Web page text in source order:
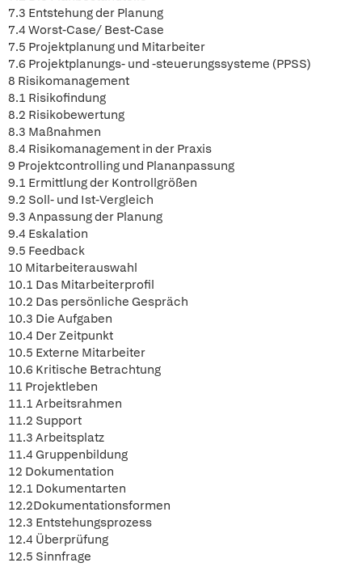
7.3 Entstehung der Planung
7.4 Worst-Case/ Best-Case
7.5 Projektplanung und Mitarbeiter
7.6 Projektplanungs- und -steuerungssysteme (PPSS)
8 Risikomanagement
8.1 Risikofindung
8.2 Risikobewertung
8.3 Maßnahmen
8.4 Risikomanagement in der Praxis
9 Projektcontrolling und Plananpassung
9.1 Ermittlung der Kontrollgrößen
9.2 Soll- und Ist-Vergleich
9.3 Anpassung der Planung
9.4 Eskalation
9.5 Feedback
10 Mitarbeiterauswahl
10.1 Das Mitarbeiterprofil
10.2 Das persönliche Gespräch
10.3 Die Aufgaben
10.4 Der Zeitpunkt
10.5 Externe Mitarbeiter
10.6 Kritische Betrachtung
11 Projektleben
11.1 Arbeitsrahmen
11.2 Support
11.3 Arbeitsplatz
11.4 Gruppenbildung
12 Dokumentation
12.1 Dokumentarten
12.2Dokumentationsformen
12.3 Entstehungsprozess
12.4 Überprüfung
12.5 Sinnfrage